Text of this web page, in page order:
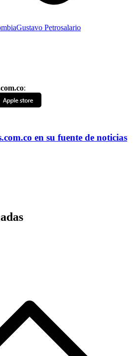
Gustavo Petrosalario
:
.com.co en su fuente de noticias